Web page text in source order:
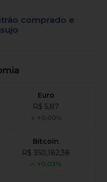
comprado e
Euro
R$ 5,87
+0,00%
Bitcoin
R$ 350,182,38
+0,03%